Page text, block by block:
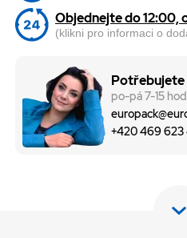
Objednejte do 12:00,
(klikni pro informaci o
po-pá 7-15 hod
+420 469